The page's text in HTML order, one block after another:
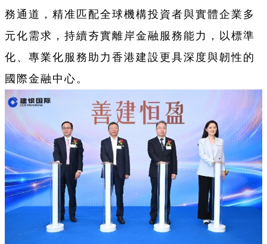
務通道，精准匹配全球機構投資者與實體企業多
元化需求，持續夯實離岸金融服務能力，以標準
化、專業化服務助力香港建設更具深度與韌性的
國際金融中心。